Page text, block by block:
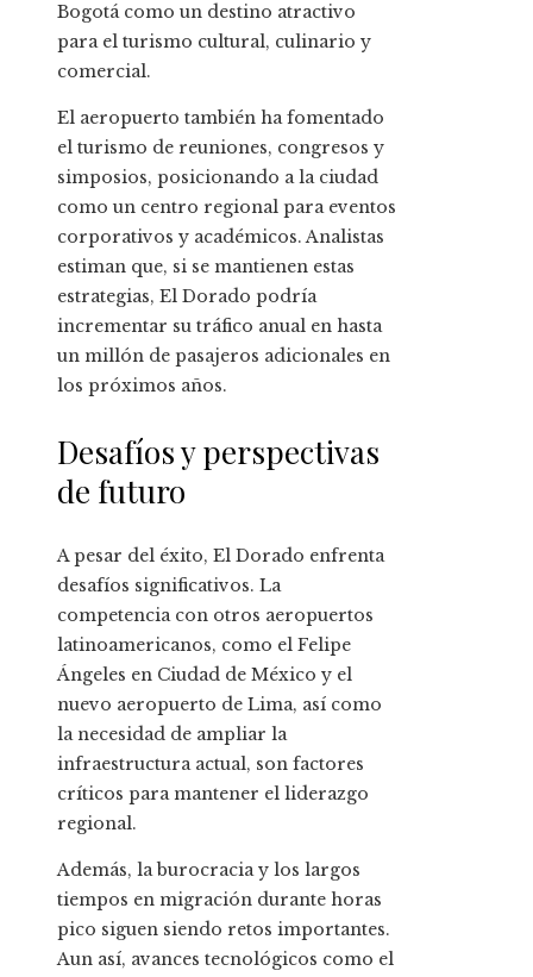
Bogotá como un destino atractivo
para el turismo cultural, culinario y
comercial.
El aeropuerto también ha fomentado
el turismo de reuniones, congresos y
simposios, posicionando a la ciudad
como un centro regional para eventos
corporativos y académicos. Analistas
estiman que, si se mantienen estas
estrategias, El Dorado podría
incrementar su tráfico anual en hasta
un millón de pasajeros adicionales en
los próximos años.
Desafíos y perspectivas
de futuro
A pesar del éxito, El Dorado enfrenta
desafíos significativos. La
competencia con otros aeropuertos
latinoamericanos, como el Felipe
Ángeles en Ciudad de México y el
nuevo aeropuerto de Lima, así como
la necesidad de ampliar la
infraestructura actual, son factores
críticos para mantener el liderazgo
regional.
Además, la burocracia y los largos
tiempos en migración durante horas
pico siguen siendo retos importantes.
Aun así, avances tecnológicos como el